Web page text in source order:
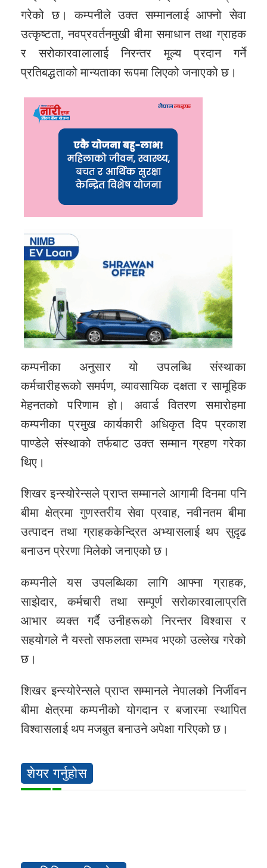
गरेको छ। कम्पनीले उक्त सम्मानलाई आफ्नो सेवा
उत्कृष्टता, नवप्रवर्तनमुखी बीमा समाधान तथा ग्राहक
र सरोकारवालालाई निरन्तर मूल्य प्रदान गर्ने
प्रतिबद्धताको मान्यताका रूपमा लिएको जनाएको छ।
कम्पनीका अनुसार यो उपलब्धि संस्थाका
कर्मचारीहरूको समर्पण, व्यावसायिक दक्षता र सामूहिक
मेहनतको परिणाम हो। अवार्ड वितरण समारोहमा
कम्पनीका प्रमुख कार्यकारी अधिकृत दिप प्रकाश
पाण्डेले संस्थाको तर्फबाट उक्त सम्मान ग्रहण गरेका
थिए।
शिखर इन्स्योरेन्सले प्राप्त सम्मानले आगामी दिनमा पनि
बीमा क्षेत्रमा गुणस्तरीय सेवा प्रवाह, नवीनतम बीमा
उत्पादन तथा ग्राहककेन्द्रित अभ्यासलाई थप सुदृढ
बनाउन प्रेरणा मिलेको जनाएको छ।
कम्पनीले यस उपलब्धिका लागि आफ्ना ग्राहक,
साझेदार, कर्मचारी तथा सम्पूर्ण सरोकारवालाप्रति
आभार व्यक्त गर्दै उनीहरूको निरन्तर विश्वास र
सहयोगले नै यस्तो सफलता सम्भव भएको उल्लेख गरेको
छ।
शिखर इन्स्योरेन्सले प्राप्त सम्मानले नेपालको निर्जीवन
बीमा क्षेत्रमा कम्पनीको योगदान र बजारमा स्थापित
विश्वासलाई थप मजबुत बनाउने अपेक्षा गरिएको छ।
शेयर गर्नुहोस